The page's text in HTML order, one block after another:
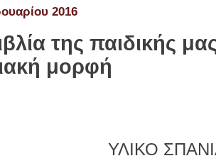
2016
της παιδικής
μορφή
ΥΛΙΚΟ